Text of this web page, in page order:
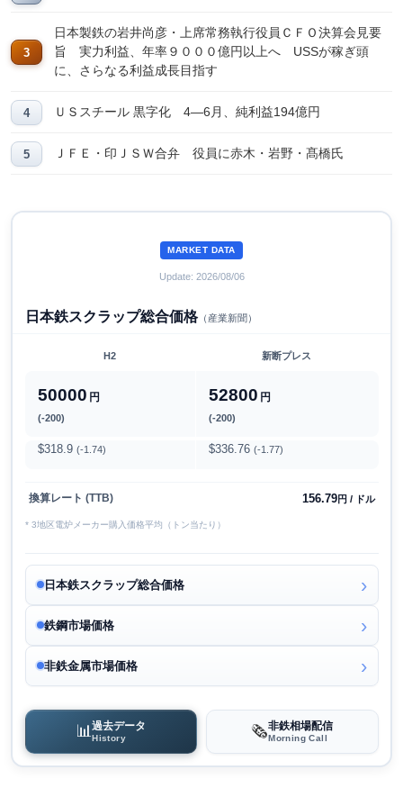
日本製鉄の岩井尚彦・上席常務執行役員ＣＦＯ決算会見要
旨 実力利益、年率９０００億円以上へ USSが稼ぎ頭
に、さらなる利益成長目指す
ＵＳスチール 黒字化 4―6月、純利益194億円
ＪＦＥ・印ＪＳＷ合弁 役員に赤木・岩野・髙橋氏
MARKET DATA
Update: 2026/08/06
日本鉄スクラップ総合価格（産業新聞）
H2 新断プレス
50000 円
(-200)
52800 円
(-200)
$318.9 (-1.74) $336.76 (-1.77)
換算レート (TTB) 156.79円 / ドル
* 3地区電炉メーカー購入価格平均（トン当たり）
日本鉄スクラップ総合価格
鉄鋼市場価格
非鉄金属市場価格
📊過去データ
History 🗞️非鉄相場配信
Morning Call